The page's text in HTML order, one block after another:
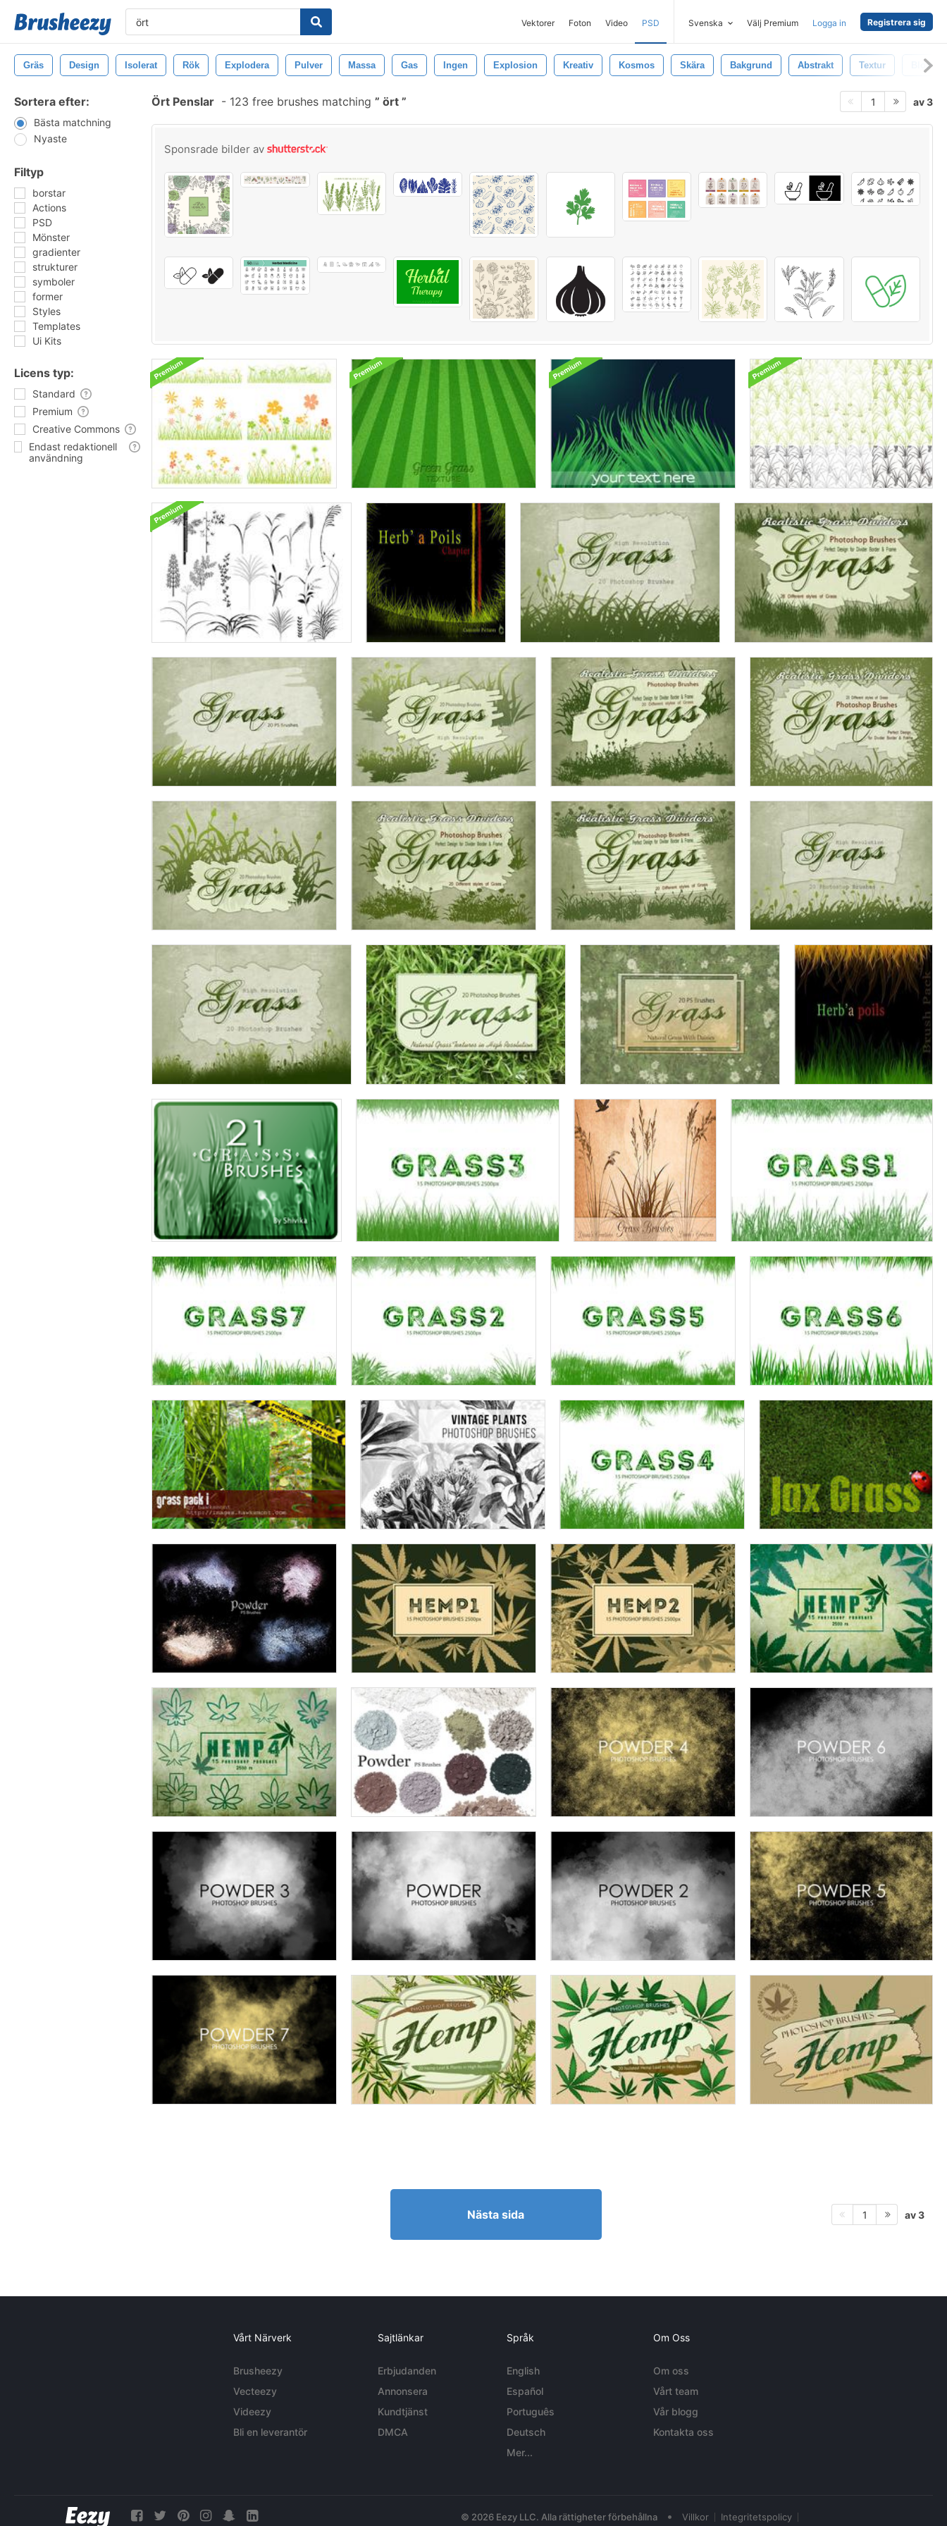
Vektorer Foton Video PSD Svenska Välj Premium Logga in Registrera sig
Gräs Design Isolerat Rök Explodera Pulver Massa Gas Ingen Explosion Kreativ Kosmos Skära Bakgrund Abstrakt Textur
Sortera efter:
Bästa matchning
Nyaste
Filtyp
borstar
Actions
PSD
Mönster
gradienter
strukturer
symboler
former
Styles
Templates
Ui Kits
Licens typ:
Standard
Premium
Creative Commons
Endast redaktionell
användning
Ört Penslar - 123 free brushes matching ört 1 av 3
Sponsrade bilder av
Nästa sida 1 av 3
Vårt Närverk
Brusheezy
Vecteezy
Videezy
Bli en leverantör
Sajtlänkar
Erbjudanden
Annonsera
Kundtjänst
DMCA
Språk
English
Español
Português
Deutsch
Mer...
Om Oss
Om oss
Vårt team
Vår blogg
Kontakta oss
© 2026 Eezy LLC. Alla rättigheter förbehållna • Villkor Integritetspolicy